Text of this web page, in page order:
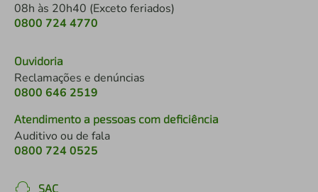
08h às 20h40 (Exceto feriados)
0800 724 4770
Ouvidoria
Reclamações e denúncias
0800 646 2519
Atendimento a pessoas com deficiência
Auditivo ou de fala
0800 724 0525
SAC